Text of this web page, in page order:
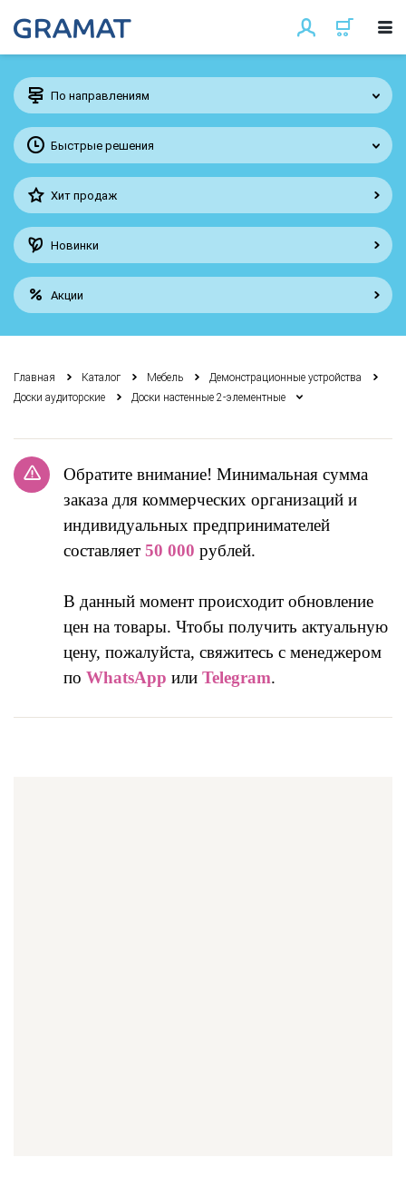
По направлениям
Быстрые решения
Хит продаж
Новинки
Акции
Главная Каталог Мебель
Демонстрационные устройства
Доски аудиторские
Доски настенные 2-элементные
Обратите внимание! Минимальная сумма
заказа для коммерческих организаций и
индивидуальных предпринимателей
составляет 50 000 рублей.
В данный момент происходит обновление
цен на товары. Чтобы получить актуальную
цену, пожалуйста, свяжитесь с менеджером
по WhatsApp или Telegram.